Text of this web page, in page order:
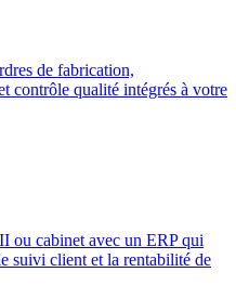
de fabrication,
contrôle qualité intégrés à votre
ou cabinet avec un ERP qui
suivi client et la rentabilité de